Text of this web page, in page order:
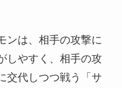
ンは、相手の攻撃に
しやすく、相手の攻
交代しつつ戦う「サ